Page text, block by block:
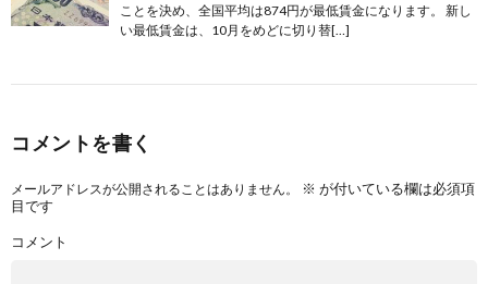
ことを決め、全国平均は874円が最低賃金になります。 新し
い最低賃金は、10月をめどに切り替[…]
コメントを書く
メールアドレスが公開されることはありません。 ※ が付いている欄は必須項
目です
コメント